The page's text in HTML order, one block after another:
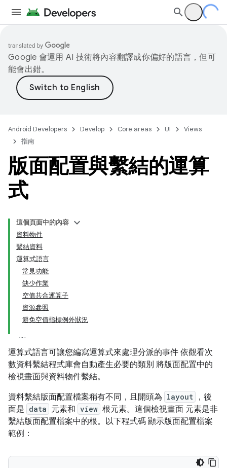
Google 會運用 AI 技術將內容翻譯成你偏好的語言，但可
能會出錯。
Android Developers Develop Core areas UI
Views
指南
版面配置與繫結的運算
式
這個頁面中的內容
資料物件
繫結資料
運算式語言
常見功能
缺少作業
空值共合運算子
資源參照
避免空值指標例外狀況
運算式語言可讓您編寫運算式來處理分派的事件 依觀看次
數資料繫結程式庫會自動產生必要的類別 將版面配置中的
檢視畫面與資料物件繫結。
資料繫結版面配置檔案稍有不同，且開頭為 layout
，後
面是 data 元素和 view 根元素。這個檢視畫面 元素是非
繫結版面配置檔案中的根。以下程式碼 顯示版面配置檔案
範例：